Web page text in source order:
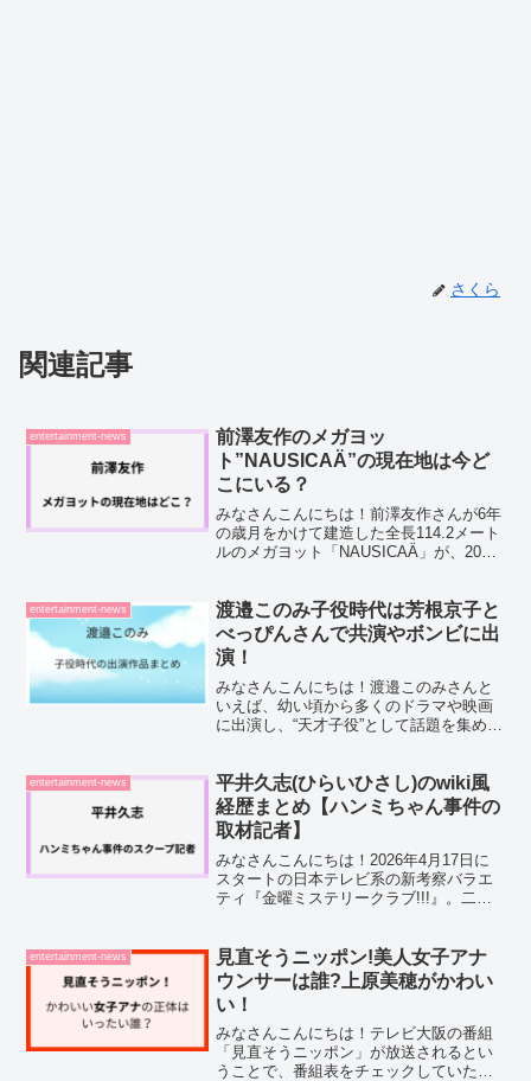
さくら
関連記事
entertainment-news
前澤友作のメガヨッ
ト”NAUSICAÄ”の現在地は今ど
こにいる？
みなさんこんにちは！前澤友作さんが6年
の歳月をかけて建造した全長114.2メート
ルのメガヨット「NAUSICAÄ」が、2026
出航したの！？」と声を上げてしまいま
し...
entertainment-news
渡邉このみ子役時代は芳根京子と
べっぴんさんで共演やボンビに出
演！
みなさんこんにちは！渡邉このみさんと
いえば、幼い頃から多くのドラマや映画
に出演し、“天才子役”として話題を集めた
ん』での芳根京子さんとの共演、そして
ドラマ『明日、ママ...
entertainment-news
平井久志(ひらいひさし)のwiki風
経歴まとめ【ハンミちゃん事件の
取材記者】
みなさんこんにちは！2026年4月17日に
スタートの日本テレビ系の新考察バラエ
ティ『金曜ミステリークラブ!!!』。二宮
シャルで成宮寛貴さんが演じる「日本人
取材記者」に...
entertainment-news
見直そうニッポン!美人女子アナ
ウンサーは誰?上原美穂がかわい
い！
みなさんこんにちは！テレビ大阪の番組
「見直そうニッポン」が放送されるとい
うことで、番組表をチェックしていたん